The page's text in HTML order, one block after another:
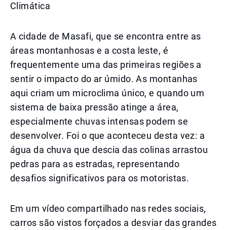
Climática
A cidade de Masafi, que se encontra entre as
áreas montanhosas e a costa leste, é
frequentemente uma das primeiras regiões a
sentir o impacto do ar úmido. As montanhas
aqui criam um microclima único, e quando um
sistema de baixa pressão atinge a área,
especialmente chuvas intensas podem se
desenvolver. Foi o que aconteceu desta vez: a
água da chuva que descia das colinas arrastou
pedras para as estradas, representando
desafios significativos para os motoristas.
Em um vídeo compartilhado nas redes sociais,
carros são vistos forçados a desviar das grandes